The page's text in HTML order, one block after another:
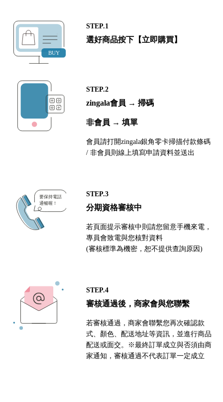
STEP.1
選好商品按下【立即購買】
STEP.2
zingala會員 → 掃碼
非會員 → 填單
會員請打開zingala銀角零卡掃描付款條碼
/ 非會員則線上填寫申請資料並送出
STEP.3
分期資格審核中
若頁面提示審核中則請您留意手機來電，
專員會致電與您核對資料
(審核標準為機密，恕不提供查詢原因)
STEP.4
審核通過後，商家會與您聯繫
若審核通過，商家會聯繫您再次確認款
式、顏色、配送地址等資訊，並進行商品
配送或面交。※最終訂單成立與否須由商
家通知，審核通過不代表訂單一定成立